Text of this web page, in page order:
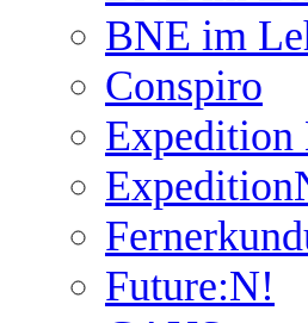
BNE im
Conspiro
Expedition
Future:N!